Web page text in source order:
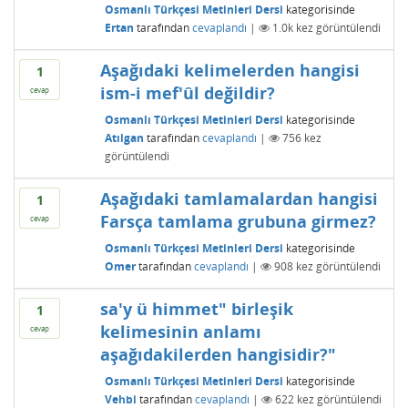
Osmanlı Türkçesi Metinleri Dersi kategorisinde
Ertan tarafından cevaplandı | 1.0kkez görüntülendi
1
cevap
Aşağıdaki kelimelerden hangisi
ism-i mef'ûl değildir?
Osmanlı Türkçesi Metinleri Dersi kategorisinde
Atılgan tarafından cevaplandı | 756kez
görüntülendi
1
cevap
Aşağıdaki tamlamalardan hangisi
Farsça tamlama grubuna girmez?
Osmanlı Türkçesi Metinleri Dersi kategorisinde
Omer tarafından cevaplandı | 908kez görüntülendi
1
cevap
sa'y ü himmet" birleşik
kelimesinin anlamı
aşağıdakilerden hangisidir?"
Osmanlı Türkçesi Metinleri Dersi kategorisinde
Vehbi tarafından cevaplandı | 622kez görüntülendi